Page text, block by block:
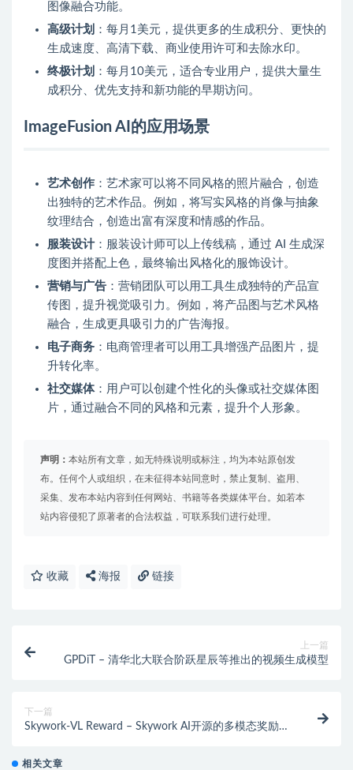
图像融合功能。
高级计划 ：每月1美元，提供更多的生成积分、更快的
生成速度、高清下载、商业使用许可和去除水印。
终极计划 ：每月10美元，适合专业用户，提供大量生
成积分、优先支持和新功能的早期访问。
ImageFusion AI的应用场景
艺术创作 ：艺术家可以将不同风格的照片融合，创造
出独特的艺术作品。例如，将写实风格的肖像与抽象
纹理结合，创造出富有深度和情感的作品。
服装设计：服装设计师可以上传线稿，通过 AI 生成深
度图并搭配上色，最终输出风格化的服饰设计。
营销与广告 ：营销团队可以用工具生成独特的产品宣
传图，提升视觉吸引力。例如，将产品图与艺术风格
融合，生成更具吸引力的广告海报。
电子商务 ：电商管理者可以用工具增强产品图片，提
升转化率。
社交媒体：用户可以创建个性化的头像或社交媒体图
片，通过融合不同的风格和元素，提升个人形象。
声明： 本站所有文章，如无特殊说明或标注，均为本站原创发
布。任何个人或组织，在未征得本站同意时，禁止复制、盗用、
采集、发布本站内容到任何网站、书籍等各类媒体平台。如若本
站内容侵犯了原著者的合法权益，可联系我们进行处理。
收藏 海报 链接
上一篇
GPDiT – 清华北大联合阶跃星辰等推出的视频生成模型
下一篇
Skywork-VL Reward – Skywork AI开源的多模态奖励模
相关文章